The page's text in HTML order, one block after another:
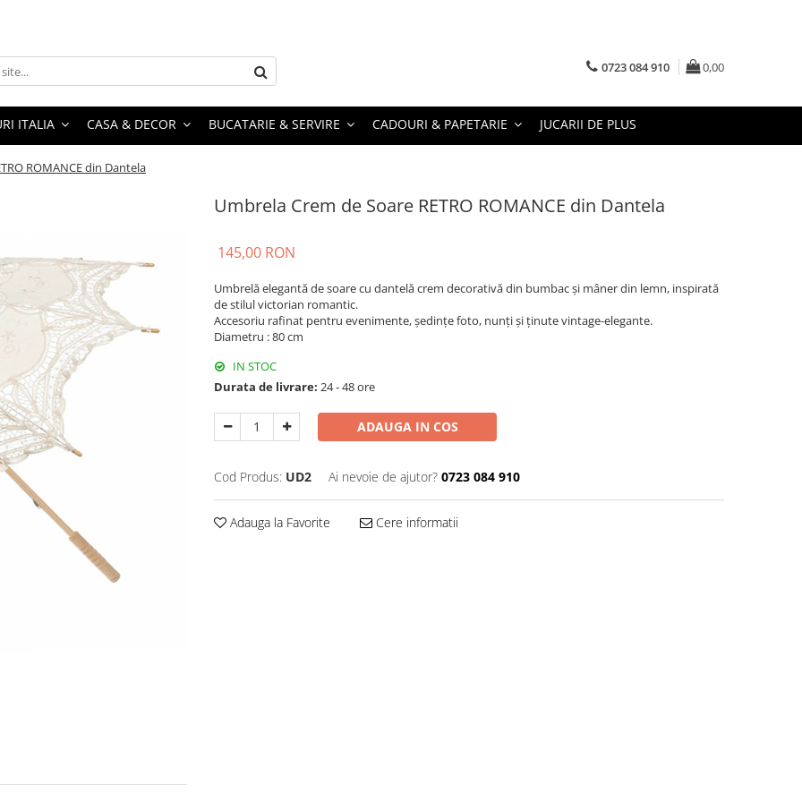
0723 084 910 0,00
ITALIA CASA & DECOR BUCATARIE & SERVIRE CADOURI & PAPETARIE JUCARII DE PLUS
ROMANCE din Dantela
Umbrela Crem de Soare RETRO ROMANCE din Dantela
145,00 RON
Umbrelă elegantă de soare cu dantelă crem decorativă din bumbac și mâner din lemn, inspirată
de stilul victorian romantic.
Accesoriu rafinat pentru evenimente, ședințe foto, nunți și ținute vintage-elegante.
Diametru : 80 cm
IN STOC
Durata de livrare: 24 - 48 ore
ADAUGA IN COS
Cod Produs: UD2 Ai nevoie de ajutor? 0723 084 910
Adauga la Favorite Cere informatii